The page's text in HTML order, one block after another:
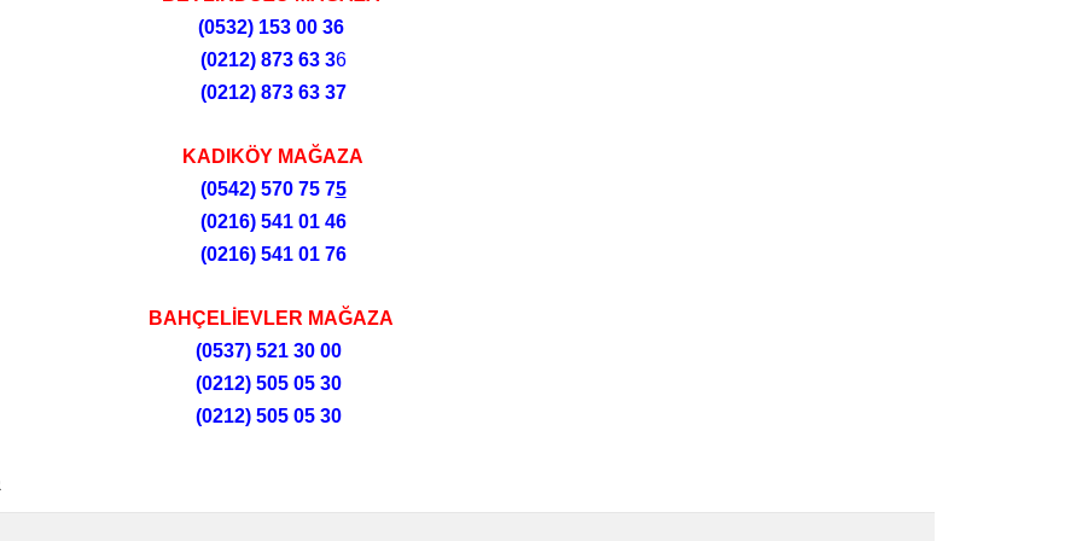
(0532)153 00 36
(0212)873 63 36
(0212)873 63 37
KADIKÖY MAĞAZA
(0542) 570 75 75
(0216) 541 01 46
(0216) 541 01 76
BAHÇELİEVLER MAĞAZA
(0537) 521 30 00
(0212) 505 05 30
(0212) 505 05 30